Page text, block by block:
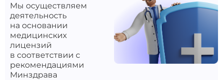
Мы осуществляем
деятельность
на основании
медицинских
лицензий
в соответствии с
рекомендациями
Минздрава